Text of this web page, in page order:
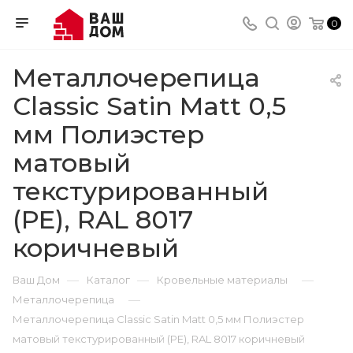
0
Металлочерепица
Classic Satin Matt 0,5
мм Полиэстер
матовый
текстурированный
(РЕ), RAL 8017
коричневый
Ваш Дом — Каталог — Кровельные материалы —
Металлочерепица —
Металлочерепица Classic Satin Matt 0,5 мм Полиэстер
матовый текстурированный (РЕ), RAL 8017 коричневый